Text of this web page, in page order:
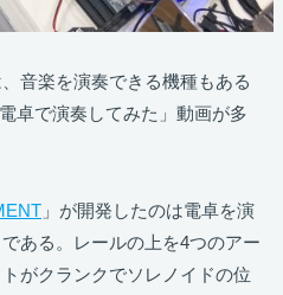
音楽を演奏できる機種もある
卓で演奏してみた」動画が多
」が開発したのは電卓を演
ある。レールの上を4つのアー
がクランクでソレノイドの位